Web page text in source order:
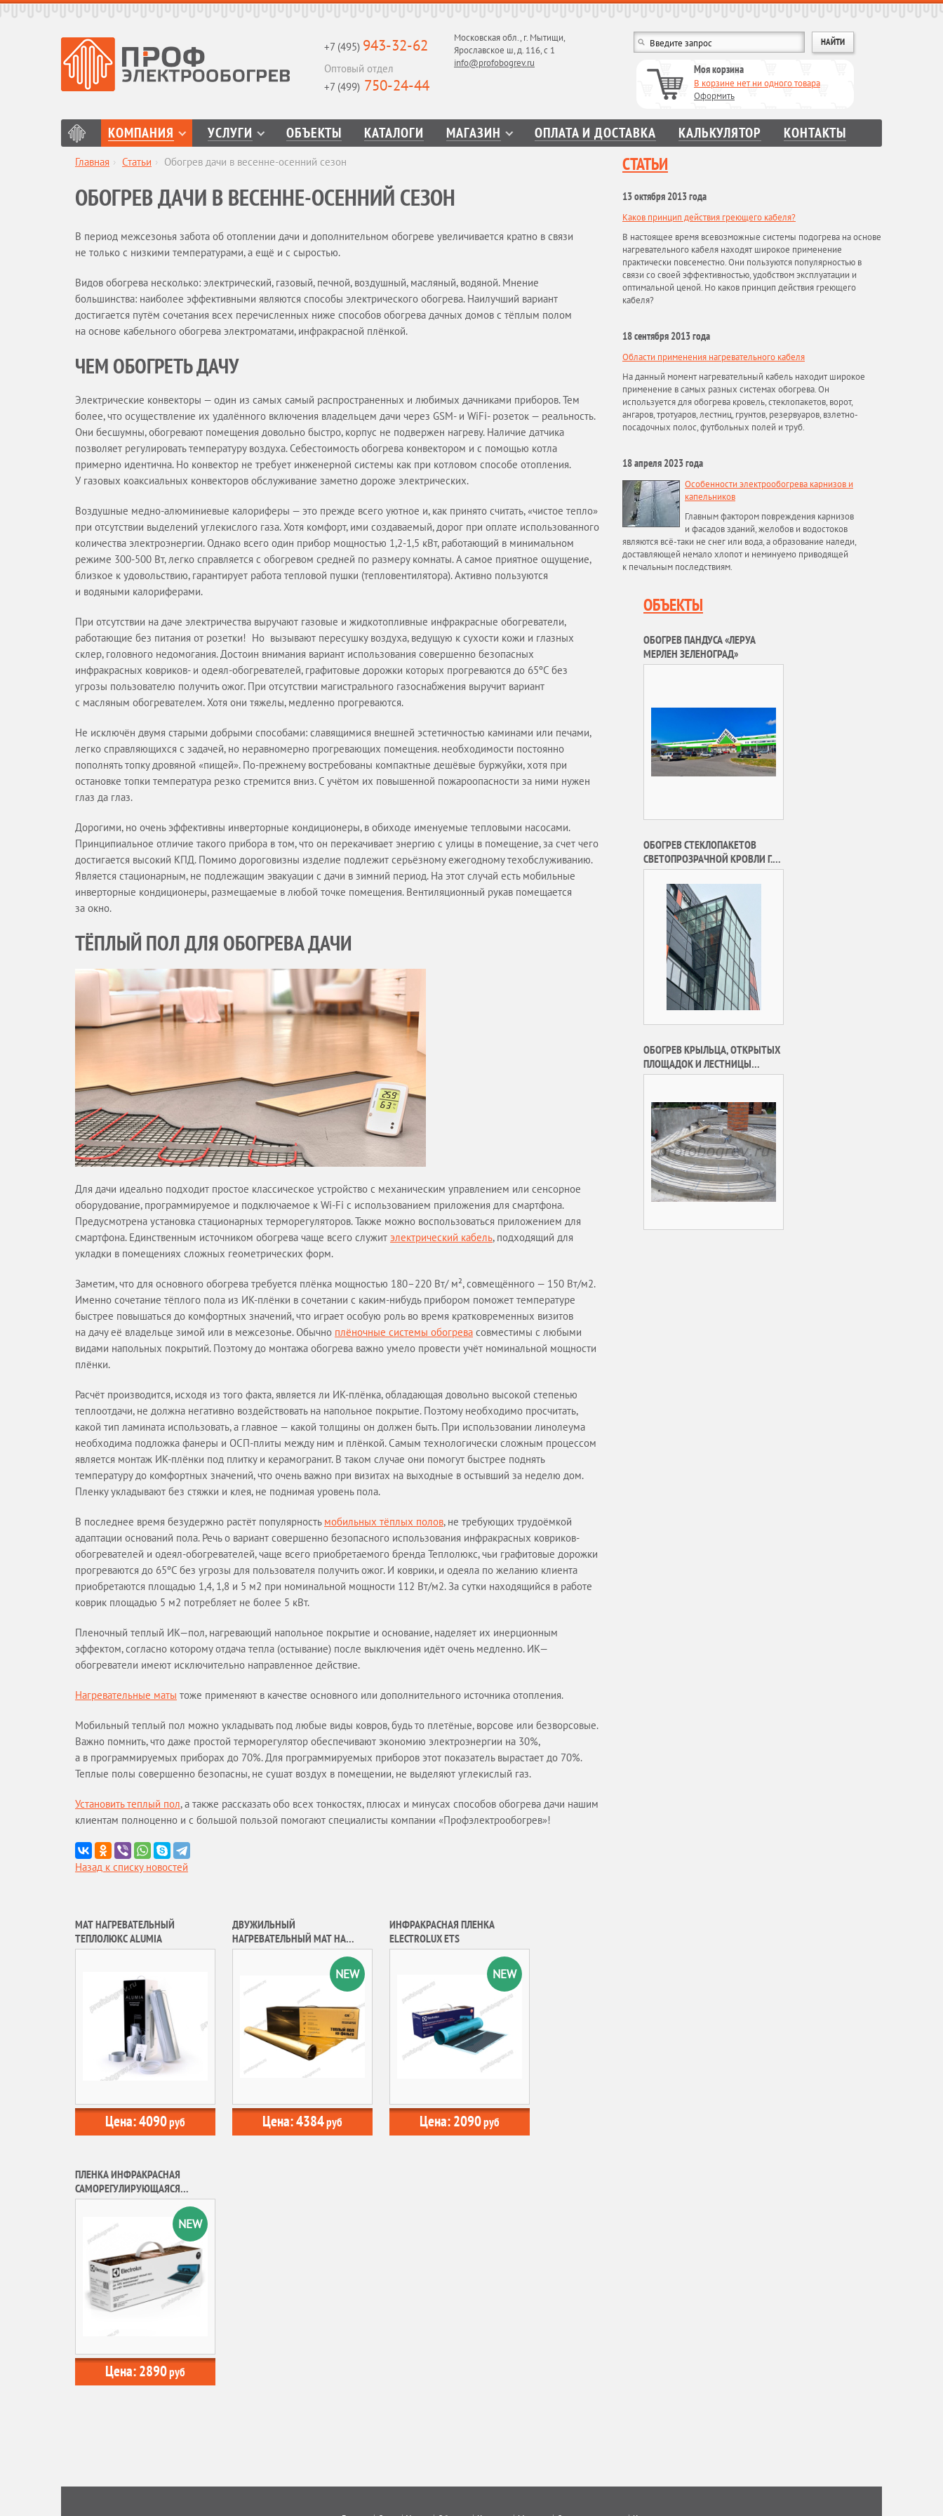
+7 (495) 943-32-62
Оптовый отдел
+7 (499) 750-24-44
Московская обл., г. Мытищи,
Ярославское ш, д. 116, с 1
info@profobogrev.ru
Моя корзина
В корзине нет ни одного товара
Оформить
КОМПАНИЯ УСЛУГИ ОБЪЕКТЫ КАТАЛОГИ МАГАЗИН ОПЛАТА И ДОСТАВКА КАЛЬКУЛЯТОР КОНТАКТЫ
Главная › Статьи › Обогрев дачи в весенне-осенний сезон
ОБОГРЕВ ДАЧИ В ВЕСЕННЕ-ОСЕННИЙ СЕЗОН
В период межсезонья забота об отоплении дачи и дополнительном обогреве увеличивается кратно в связи
не только с низкими температурами, а ещё и с сыростью.
Видов обогрева несколько: электрический, газовый, печной, воздушный, масляный, водяной. Мнение
большинства: наиболее эффективными являются способы электрического обогрева. Наилучший вариант
достигается путём сочетания всех перечисленных ниже способов обогрева дачных домов с тёплым полом
на основе кабельного обогрева электроматами, инфракрасной плёнкой.
ЧЕМ ОБОГРЕТЬ ДАЧУ
Электрические конвекторы — один из самых самый распространенных и любимых дачниками приборов. Тем
более, что осуществление их удалённого включения владельцем дачи через GSM- и WiFi- розеток — реальность.
Они бесшумны, обогревают помещения довольно быстро, корпус не подвержен нагреву. Наличие датчика
позволяет регулировать температуру воздуха. Себестоимость обогрева конвектором и с помощью котла
примерно идентична. Но конвектор не требует инженерной системы как при котловом способе отопления.
У газовых коаксиальных конвекторов обслуживание заметно дороже электрических.
Воздушные медно-алюминиевые калориферы — это прежде всего уютное и, как принято считать, «чистое тепло»
при отсутствии выделений углекислого газа. Хотя комфорт, ими создаваемый, дорог при оплате использованного
количества электроэнергии. Однако всего один прибор мощностью 1,2-1,5 кВт, работающий в минимальном
режиме 300-500 Вт, легко справляется с обогревом средней по размеру комнаты. А самое приятное ощущение,
близкое к удовольствию, гарантирует работа тепловой пушки (тепловентилятора). Активно пользуются
и водяными калориферами.
При отсутствии на даче электричества выручают газовые и жидкотопливные инфракрасные обогреватели,
работающие без питания от розетки! Но вызывают пересушку воздуха, ведущую к сухости кожи и глазных
склер, головного недомогания. Достоин внимания вариант использования совершенно безопасных
инфракрасных ковриков- и одеял-обогревателей, графитовые дорожки которых прогреваются до 65ºС без
угрозы пользователю получить ожог. При отсутствии магистрального газоснабжения выручит вариант
с масляным обогревателем. Хотя они тяжелы, медленно прогреваются.
Не исключён двумя старыми добрыми способами: славящимися внешней эстетичностью каминами или печами,
легко справляющихся с задачей, но неравномерно прогревающих помещения. необходимости постоянно
пополнять топку дровяной «пищей». По-прежнему востребованы компактные дешёвые буржуйки, хотя при
остановке топки температура резко стремится вниз. С учётом их повышенной пожароопасности за ними нужен
глаз да глаз.
Дорогими, но очень эффективны инверторные кондиционеры, в обиходе именуемые тепловыми насосами.
Принципиальное отличие такого прибора в том, что он перекачивает энергию с улицы в помещение, за счет чего
достигается высокий КПД. Помимо дороговизны изделие подлежит серьёзному ежегодному техобслуживанию.
Является стационарным, не подлежащим эвакуации с дачи в зимний период. На этот случай есть мобильные
инверторные кондиционеры, размещаемые в любой точке помещения. Вентиляционный рукав помещается
за окно.
ТЁПЛЫЙ ПОЛ ДЛЯ ОБОГРЕВА ДАЧИ
Для дачи идеально подходит простое классическое устройство с механическим управлением или сенсорное
оборудование, программируемое и подключаемое к Wi-Fi с использованием приложения для смартфона.
Предусмотрена установка стационарных терморегуляторов. Также можно воспользоваться приложением для
смартфона. Единственным источником обогрева чаще всего служит электрический кабель, подходящий для
укладки в помещениях сложных геометрических форм.
Заметим, что для основного обогрева требуется плёнка мощностью 180–220 Вт/ м², совмещённого — 150 Вт/м2.
Именно сочетание тёплого пола из ИК-плёнки в сочетании с каким-нибудь прибором поможет температуре
быстрее повышаться до комфортных значений, что играет особую роль во время кратковременных визитов
на дачу её владельце зимой или в межсезонье. Обычно плёночные системы обогрева совместимы с любыми
видами напольных покрытий. Поэтому до монтажа обогрева важно умело провести учёт номинальной мощности
плёнки.
Расчёт производится, исходя из того факта, является ли ИК-плёнка, обладающая довольно высокой степенью
теплоотдачи, не должна негативно воздействовать на напольное покрытие. Поэтому необходимо просчитать,
какой тип ламината использовать, а главное — какой толщины он должен быть. При использовании линолеума
необходима подложка фанеры и ОСП-плиты между ним и плёнкой. Самым технологически сложным процессом
является монтаж ИК-плёнки под плитку и керамогранит. В таком случае они помогут быстрее поднять
температуру до комфортных значений, что очень важно при визитах на выходные в остывший за неделю дом.
Пленку укладывают без стяжки и клея, не поднимая уровень пола.
В последнее время безудержно растёт популярность мобильных тёплых полов, не требующих трудоёмкой
адаптации оснований пола. Речь о вариант совершенно безопасного использования инфракрасных ковриков-
обогревателей и одеял-обогревателей, чаще всего приобретаемого бренда Теплолюкс, чьи графитовые дорожки
прогреваются до 65ºС без угрозы для пользователя получить ожог. И коврики, и одеяла по желанию клиента
приобретаются площадью 1,4, 1,8 и 5 м2 при номинальной мощности 112 Вт/м2. За сутки находящийся в работе
коврик площадью 5 м2 потребляет не более 5 кВт.
Пленочный теплый ИК—пол, нагревающий напольное покрытие и основание, наделяет их инерционным
эффектом, согласно которому отдача тепла (остывание) после выключения идёт очень медленно. ИК—
обогреватели имеют исключительно направленное действие.
Нагревательные маты тоже применяют в качестве основного или дополнительного источника отопления.
Мобильный теплый пол можно укладывать под любые виды ковров, будь то плетёные, ворсове или безворсовые.
Важно помнить, что даже простой терморегулятор обеспечивают экономию электроэнергии на 30%,
а в программируемых приборах до 70%. Для программируемых приборов этот показатель вырастает до 70%.
Теплые полы совершенно безопасны, не сушат воздух в помещении, не выделяют углекислый газ.
Установить теплый пол, а также рассказать обо всех тонкостях, плюсах и минусах способов обогрева дачи нашим
клиентам полноценно и с большой пользой помогают специалисты компании «Профэлектрообогрев»!
Назад к списку новостей
МАТ НАГРЕВАТЕЛЬНЫЙ
ТЕПЛОЛЮКС ALUMIA
Цена:4090руб
ДВУЖИЛЬНЫЙ
НАГРЕВАТЕЛЬНЫЙ МАТ НА
ФОЛЬГЕ ЗОЛОТОЕ СЕЧЕНИЕ
NEW
Цена:4384руб
ИНФРАКРАСНАЯ ПЛЕНКА
ELECTROLUX ETS
NEW
Цена:2090руб
ПЛЕНКА ИНФРАКРАСНАЯ
САМОРЕГУЛИРУЮЩАЯСЯ
ELECTROLUX ETSS
NEW
Цена:2890руб
СТАТЬИ
13 октября 2013 года
Каков принцип действия греющего кабеля?
В настоящее время всевозможные системы подогрева на основе
нагревательного кабеля находят широкое применение
практически повсеместно. Они пользуются популярностью в
связи со своей эффективностью, удобством эксплуатации и
оптимальной ценой. Но каков принцип действия греющего
кабеля?
18 сентября 2013 года
Области применения нагревательного кабеля
На данный момент нагревательный кабель находит широкое
применение в самых разных системах обогрева. Он
используется для обогрева кровель, стеклопакетов, ворот,
ангаров, тротуаров, лестниц, грунтов, резервуаров, взлетно-
посадочных полос, футбольных полей и труб.
18 апреля 2023 года
Особенности электрообогрева карнизов и
капельников
Главным фактором повреждения карнизов
и фасадов зданий, желобов и водостоков
являются всё-таки не снег или вода, а образование наледи,
доставляющей немало хлопот и неминуемо приводящей
к печальным последствиям.
ОБЪЕКТЫ
ОБОГРЕВ ПАНДУСА «ЛЕРУА
МЕРЛЕН ЗЕЛЕНОГРАД»
ОБОГРЕВ СТЕКЛОПАКЕТОВ
СВЕТОПРОЗРАЧНОЙ КРОВЛИ Г.
МОСКВА, ЗЕЛЕНОГРАД
ОБОГРЕВ КРЫЛЬЦА, ОТКРЫТЫХ
ПЛОЩАДОК И ЛЕСТНИЦЫ
ИНДИВИДУАЛЬНОГО ДОМ В П.